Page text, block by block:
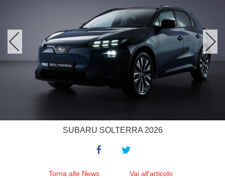
SUBARU SOLTERRA 2026
Torna alle News Vai all'articolo